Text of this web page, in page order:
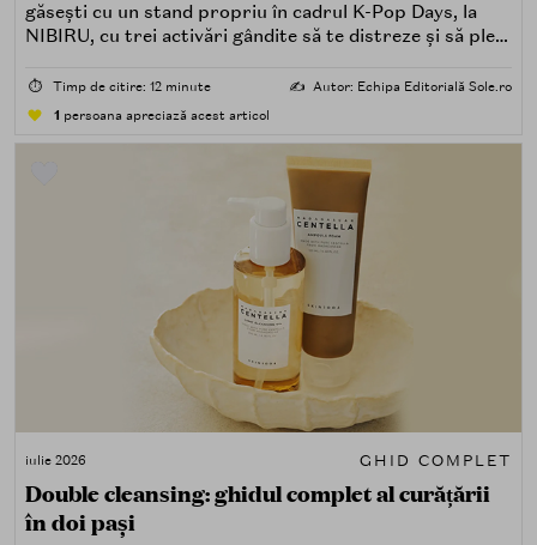
găsești cu un stand propriu în cadrul K-Pop Days, la
NIBIRU, cu trei activări gândite să te distreze și să pleci
⏱️ Timp de citire: 12 minute ✍️ Autor: Echipa Editorială Sole.ro
1 persoana apreciază acest articol
iulie 2026 GHID COMPLET
Double cleansing: ghidul complet al curățării
în doi pași